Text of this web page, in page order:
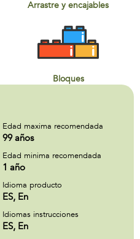
Arrastre y encajables
Bloques
Edad maxima recomendada
99 años
Edad minima recomendada
1 año
Idioma producto
ES, En
Idiomas instrucciones
ES, En